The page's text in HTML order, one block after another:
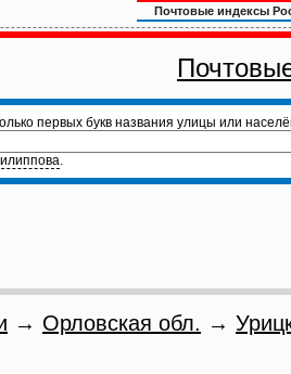
Почтовые индексы
первых букв названия улицы или
.
→ Орловская обл. →